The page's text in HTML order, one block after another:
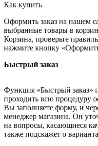
Как купить
Оформить заказ на нашем
выбранные товары в
Корзина, проверьте
нажмите кнопку
Быстрый заказ
Функция «Быстрый заказ»
проходить всю процедуру
Вы заполняете форму, и
менеджер магазина. Он
на вопросы, касающиеся
также подскажет о